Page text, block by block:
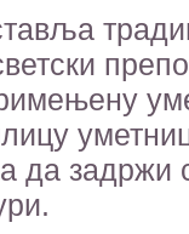
да задржи